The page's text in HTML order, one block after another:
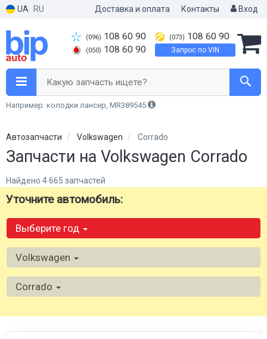
UA RU Доставка и оплата Контакты Вход
(096) 108 60 90
(050) 108 60 90
(073) 108 60 90
Запрос по VIN
Какую запчасть ищете?
Например: колодки лансер, MR389545
Автозапчасти Volkswagen Corrado
Запчасти на Volkswagen Corrado
Найдено 4 665 запчастей
Уточните автомобиль:
Выберите год
Volkswagen
Corrado